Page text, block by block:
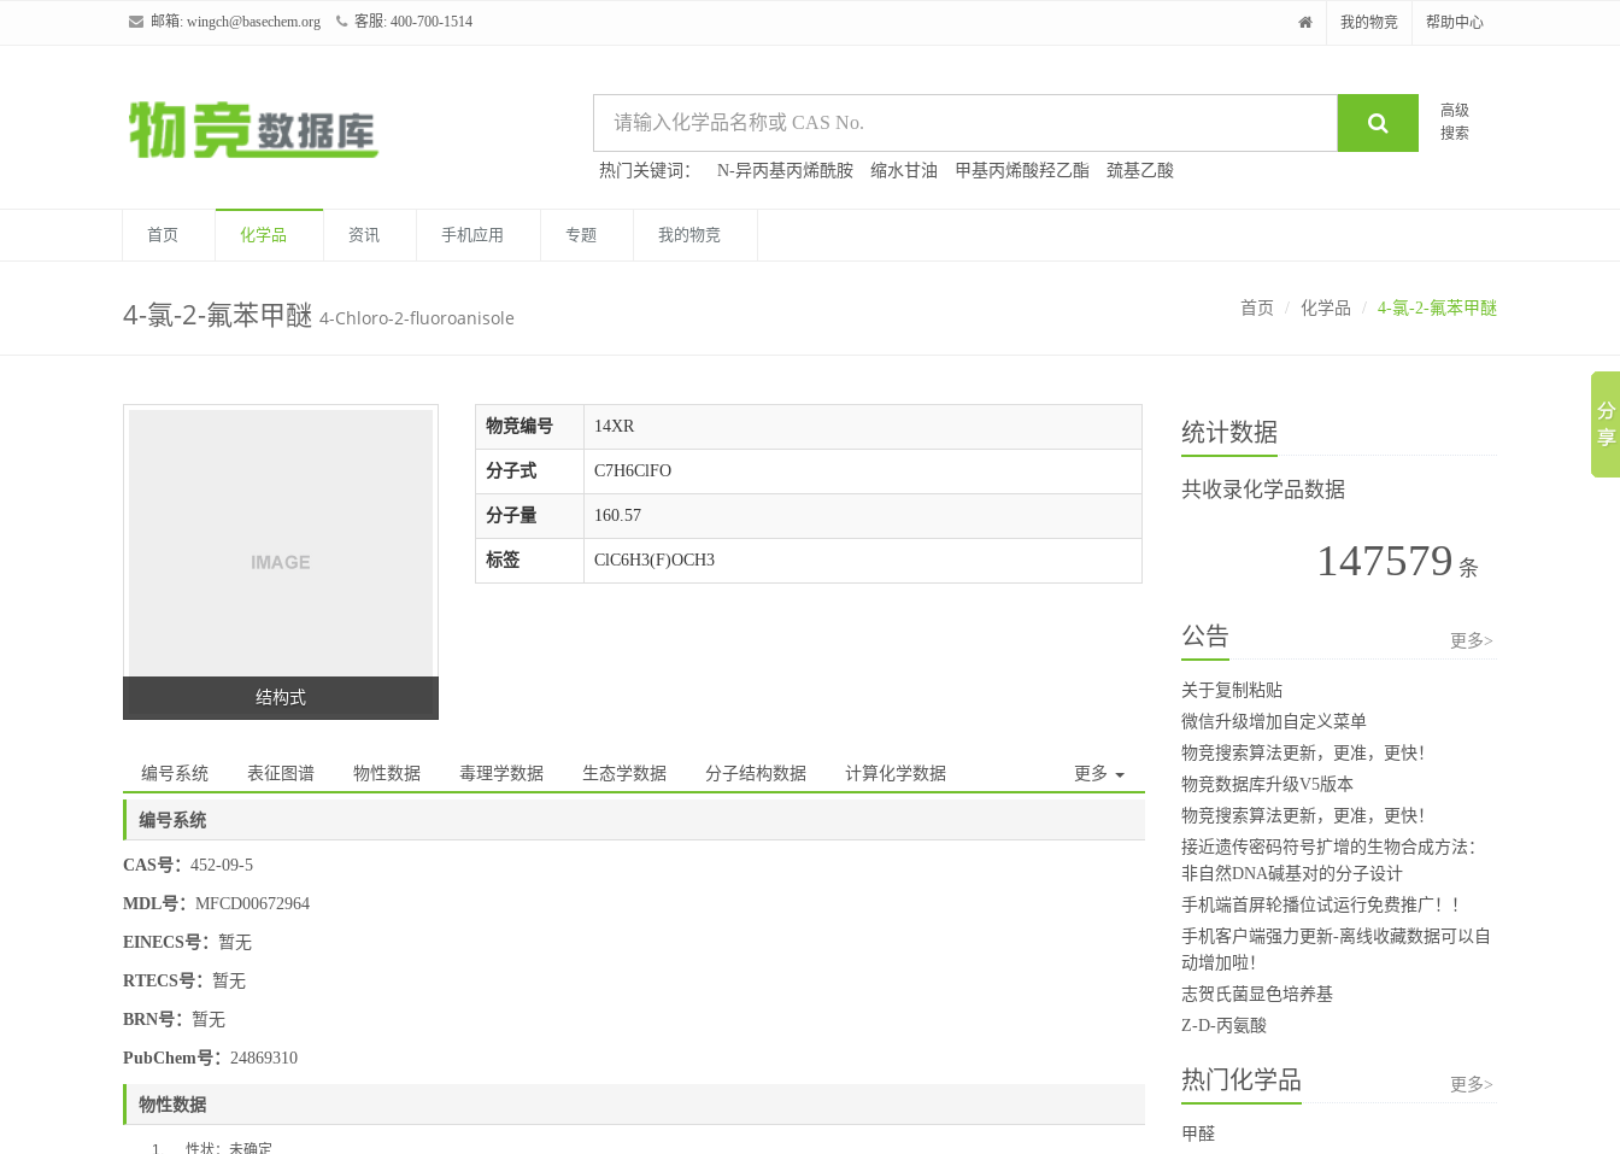
邮箱: wingch@basechem.org 客服: 400-700-1514 我的物竞 帮助中心
高级
搜索
热门关键词： N-异丙基丙烯酰胺 缩水甘油 甲基丙烯酸羟乙酯 巯基乙酸
首页 化学品 资讯 手机应用 专题 我的物竞
4-氯-2-氟苯甲醚 4-Chloro-2-fluoroanisole 首页 化学品 4-氯-2-氟苯甲醚
结构式
物竞编号 14XR
分子式 C7H6ClFO
分子量 160.57
标签 ClC6H3(F)OCH3
编号系统 表征图谱 物性数据 毒理学数据 生态学数据 分子结构数据 计算化学数据 更多
编号系统
CAS号： 452-09-5
MDL号： MFCD00672964
EINECS号： 暂无
RTECS号： 暂无
BRN号： 暂无
PubChem号： 24869310
物性数据
统计数据
共收录化学品数据
147579 条
公告 更多>
关于复制粘贴
微信升级增加自定义菜单
物竞搜索算法更新，更准，更快！
物竞数据库升级V5版本
物竞搜索算法更新，更准，更快！
接近遗传密码符号扩增的生物合成方法：
非自然DNA碱基对的分子设计
手机端首屏轮播位试运行免费推广！！
手机客户端强力更新-离线收藏数据可以自
动增加啦！
志贺氏菌显色培养基
Z-D-丙氨酸
热门化学品 更多>
甲醛